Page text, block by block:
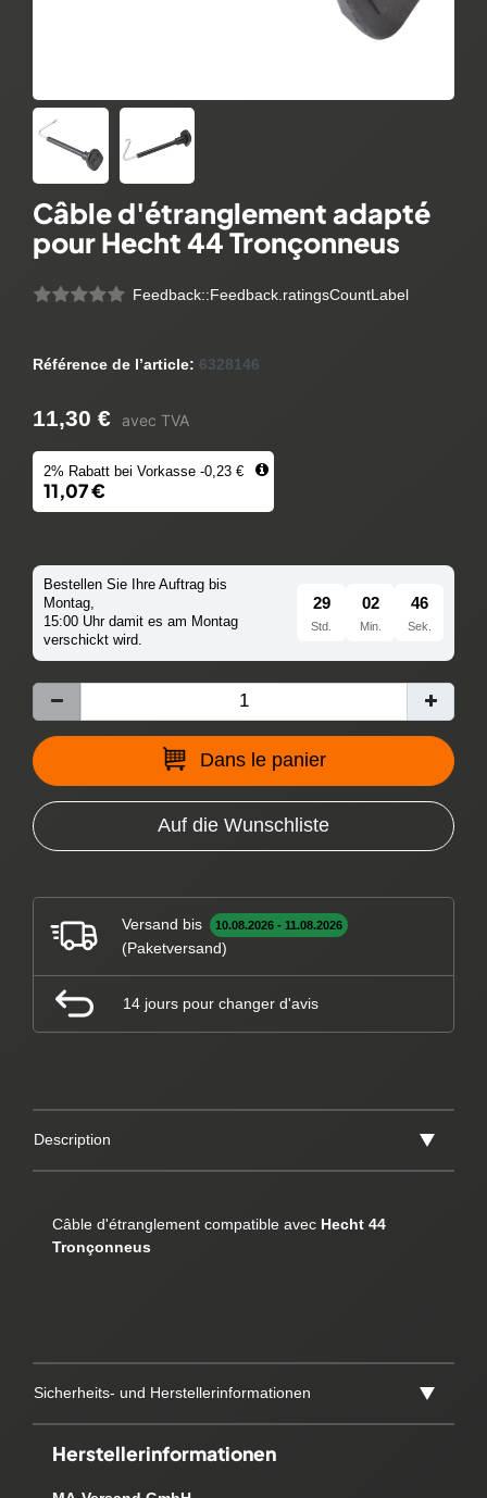
Câble d'étranglement adapté
pour Hecht 44 Tronçonneus
Feedback::Feedback.ratingsCountLabel
Référence de l’article: 6328146
11,30 € avec TVA
2% Rabatt bei Vorkasse -0,23 €
11,07 €
Bestellen Sie Ihre Auftrag bis
Montag,
15:00 Uhr damit es am Montag
verschickt wird.
29
Std.
02
Min.
44
Sek.
Dans le panier
Auf die Wunschliste
Versand bis 10.08.2026 - 11.08.2026
(Paketversand)
14 jours pour changer d'avis
Description
Câble d'étranglement compatible avec Hecht 44
Tronçonneus
Sicherheits- und Herstellerinformationen
Herstellerinformationen